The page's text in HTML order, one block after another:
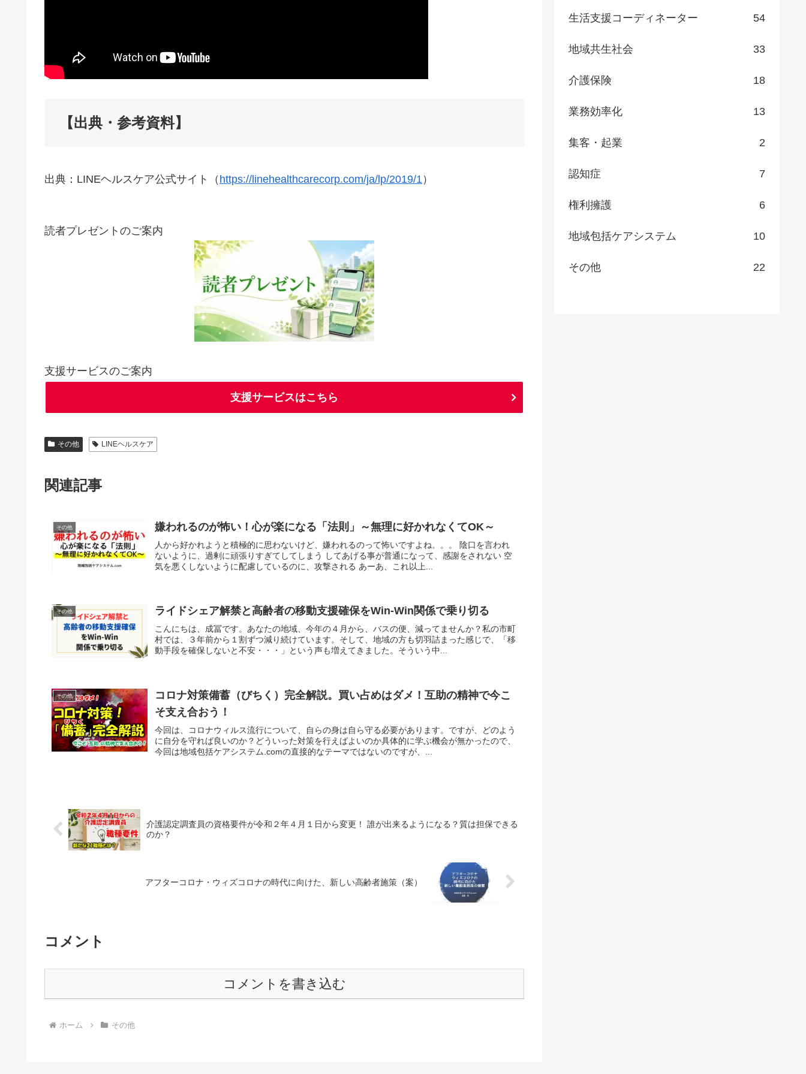
【出典・参考資料】
出典：LINEヘルスケア公式サイト（ https://linehealthcarecorp.com/ja/lp/2019/1）
読者プレゼントのご案内
支援サービスのご案内
支援サービスはこちら
その他 LINEヘルスケア
関連記事
その他 嫌われるのが怖い！心が楽になる「法則」～無理に好かれなくてOK～
人から好かれようと積極的に思わないけど、嫌われるのって怖いですよね。。。 陰口を言われ
ないように、過剰に頑張りすぎてしてしまう してあげる事が普通になって、感謝をされない 空
気を悪くしないように配慮しているのに、攻撃される あーあ、これ以上...
その他 ライドシェア解禁と高齢者の移動支援確保をWin-Win関係で乗り切る
こんにちは、成冨です。あなたの地域、今年の４月から、バスの便、減ってませんか？私の市町
村では、３年前から１割ずつ減り続けています。そして、地域の方も切羽詰まった感じで、「移
動手段を確保しないと不安・・・」という声も増えてきました。そういう中...
その他
コロナ対策備蓄（びちく）完全解説。買い占めはダメ！互助の精神で今こ
そ支え合おう！
今回は、コロナウィルス流行について、自らの身は自ら守る必要があります。ですが、どのよう
に自分を守れば良いのか？どういった対策を行えばよいのか具体的に学ぶ機会が無かったので、
今回は地域包括ケアシステム.comの直接的なテーマではないのですが、...
介護認定調査員の資格要件が令和２年４月１日から変更！ 誰が出来るようになる？質は担保できる
のか？
アフターコロナ・ウィズコロナの時代に向けた、新しい高齢者施策（案）
コメント
コメントを書き込む
ホーム その他
生活支援コーディネーター 54
地域共生社会 33
介護保険 18
業務効率化 13
集客・起業 2
認知症 7
権利擁護 6
地域包括ケアシステム 10
その他 22